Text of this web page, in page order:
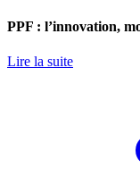
PPF : l’innovation,
Lire la suite